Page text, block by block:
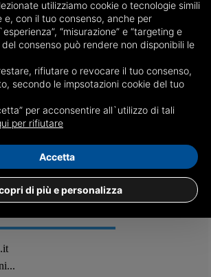
credito dei telefonini: 9
pagina web visitata
indagine nell'ambito di un'inchiesta della
già copiose percentuali dei proventi
in danno degli utenti
Attualità
utilizziamo cookie o tecnologie simili
e, con il tuo consenso, anche per
“misurazione” e “targeting e
consenso può rendere non disponibili le
rifiutare o revocare il tuo consenso,
secondo le impsotazioni cookie del tuo
per acconsentire all`utilizzo di tali
per rifiutare
di più e personalizza
Accetta